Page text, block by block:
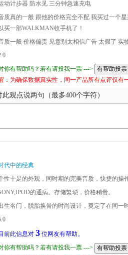
动计步器 防水见 三分钟急速充电
质真的一般 跟他的价格完全不配 我买过一个
买一部WALKMAN收手机了！
质一般 价格偏贵 见意别太相信广告 太假了 实
你有帮助吗？若有请投我一票 --->
：为确保数据真实性，同一产品所有点评仅有
此观点说两句（最多400个字符）
代中的经典
性十足的外观，同时期的完美音质，快捷的操
的通病。存储繁琐，价格稍贵。
生名门，脱胎换骨的时尚设计，奠定了在同一
前此信息对 3 位网友有帮助。
你有帮助吗？若有请投我一票 --->